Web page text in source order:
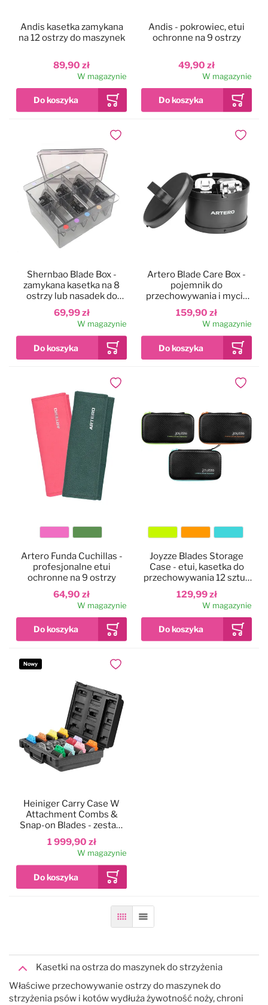
Mars
Witte Rose Line
Yento
Pozostałe
Special One
89,90 zł
Andis kasetka zamykana
na 12 ostrzy do maszynek
W magazynie
49,90 zł
Andis - pokrowiec, etui
ochronne na 9 ostrzy
W magazynie
69,99 zł
Shernbao Blade Box -
zamykana kasetka na 8
ostrzy lub nasadek do
maszynek
W magazynie
Dodaj do ulubionych
159,90 zł
Artero Blade Care Box -
pojemnik do
przechowywania i mycia
ostrzy do maszynek
W magazynie
Dodaj
Kolor
64,90 zł
Artero Funda Cuchillas -
profesjonalne etui
ochronne na 9 ostrzy
W magazynie
Dodaj do ulubionych
Kolor
129,99 zł
Joyzze Blades Storage
Case - etui, kasetka do
przechowywania 12 sztuk
ostrzy
W magazynie
Dodaj
Nowy
1 999,90 zł
Heiniger Carry Case W
Attachment Combs &
Snap-on Blades - zestaw
4 ostrzy i 10 metalowych
nasadek dystansowych w
walizceW magazynie
Dodaj do ulubionych
SiatkaLista
Kasetki na ostrza do maszynek do strzyżenia
Właściwe przechowywanie ostrzy do maszynek do
strzyżenia psów i kotów wydłuża żywotność noży, chroni